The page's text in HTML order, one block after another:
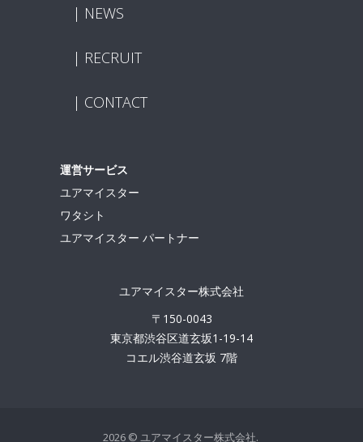
RECRUIT
CONTACT
NEWS
運営サービス
ユアマイスター
ワタシト
ユアマイスター パートナー
ユアマイスター株式会社
〒150-0043
東京都渋谷区道玄坂1-19-14
コエル渋谷道玄坂 7階
2026 © ユアマイスター株式会社.